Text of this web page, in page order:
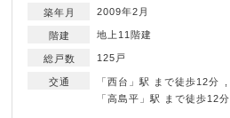
2009年2月
地上11階建
125戸
「西台」駅 まで徒歩12分
「高島平」駅 まで徒歩12分